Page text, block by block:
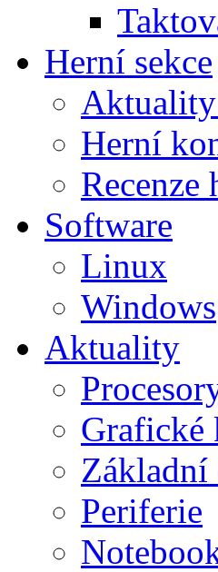
Herní sekce
Herní
Recenze
Software
Linux
Windows
Aktuality
Grafické
Periferie